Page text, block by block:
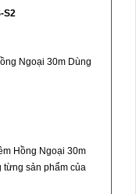
S2
Ngoại 30m Dùng
Hồng Ngoại 30m
sản phẩm của